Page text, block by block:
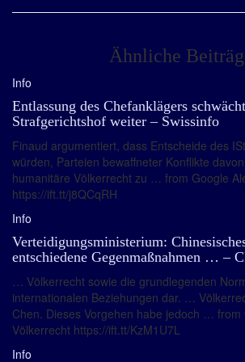
Ähnliche
Info
Entlassung des Chefanklägers
Strafgerichtshof weiter – Swissinfo
Finaud argumentiert, dass Entscheide des
würden, Parteien bewaffneter Konflikte
humanitäre Völkerrecht zu … from Google
https://ift.tt/j8QCqRH
Info
Verteidigungsministerium:
entschiedene Gegenmaßnahmen … –
… Völkerrecht sowie die grundlegenden
internationalen Beziehungen dar. …
Chen. Dieses Vorgehen habe jedoch … from
Völkerrecht https://ift.tt/KzM1U7L
Info